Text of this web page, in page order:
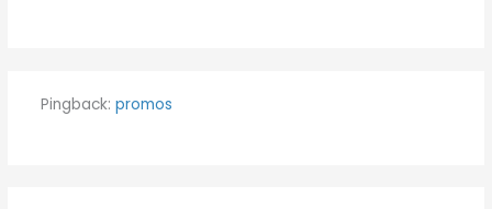
Pingback: promos